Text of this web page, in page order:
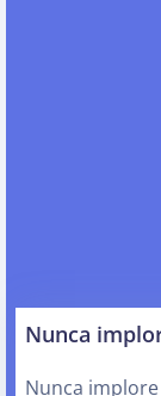
Nunca
Nunca